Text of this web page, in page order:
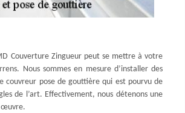
Couverture Zingueur peut se mettre à votre
Nous sommes en mesure d’installer des
pose de gouttière qui est pourvu de
de l’art. Effectivement, nous détenons une
œuvre.